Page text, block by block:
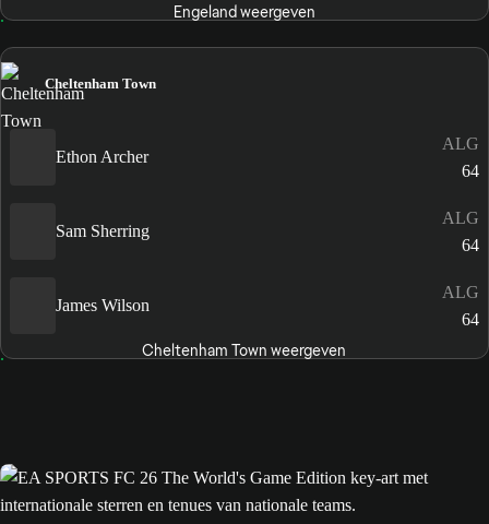
Engeland weergeven
Cheltenham Town
Ethon Archer
ALG
64
Sam Sherring
ALG
64
James Wilson
ALG
64
Cheltenham Town weergeven